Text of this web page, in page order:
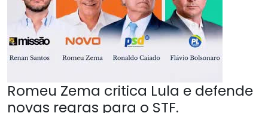
Romeu Zema critica Lula e defende
novas regras para o STF.